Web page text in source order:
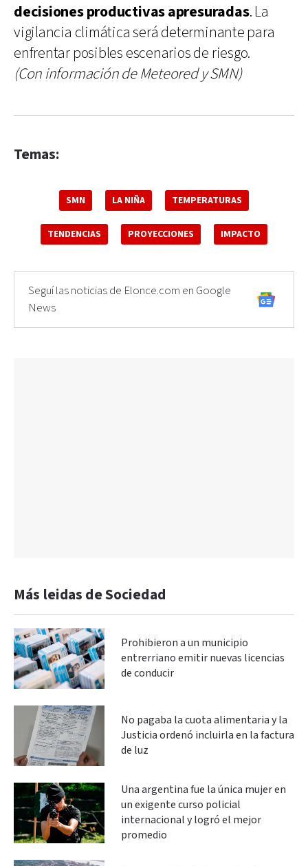
decisiones productivas apresuradas. La
vigilancia climática será determinante para
enfrentar posibles escenarios de riesgo.
(Con información de Meteored y SMN)
Temas:
SMN LA NIÑA TEMPERATURAS
TENDENCIAS PROYECCIONES IMPACTO
Seguí las noticias de Elonce.com en Google
News
Más leidas de Sociedad
Prohibieron a un municipio
entrerriano emitir nuevas licencias
de conducir
No pagaba la cuota alimentaria y la
Justicia ordenó incluirla en la factura
de luz
Una argentina fue la única mujer en
un exigente curso policial
internacional y logró el mejor
promedio